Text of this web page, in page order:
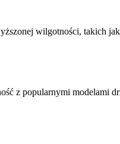
wilgotności, takich jak
z popularnymi modelami